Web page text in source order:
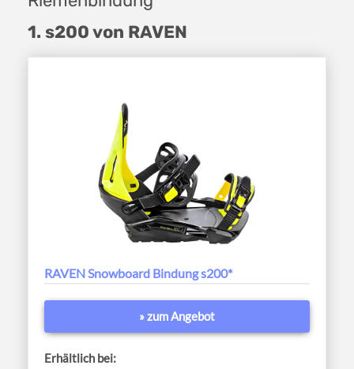
1. s200 von RAVEN
RAVEN Snowboard Bindung s200*
» zum Angebot
Erhältlich bei: